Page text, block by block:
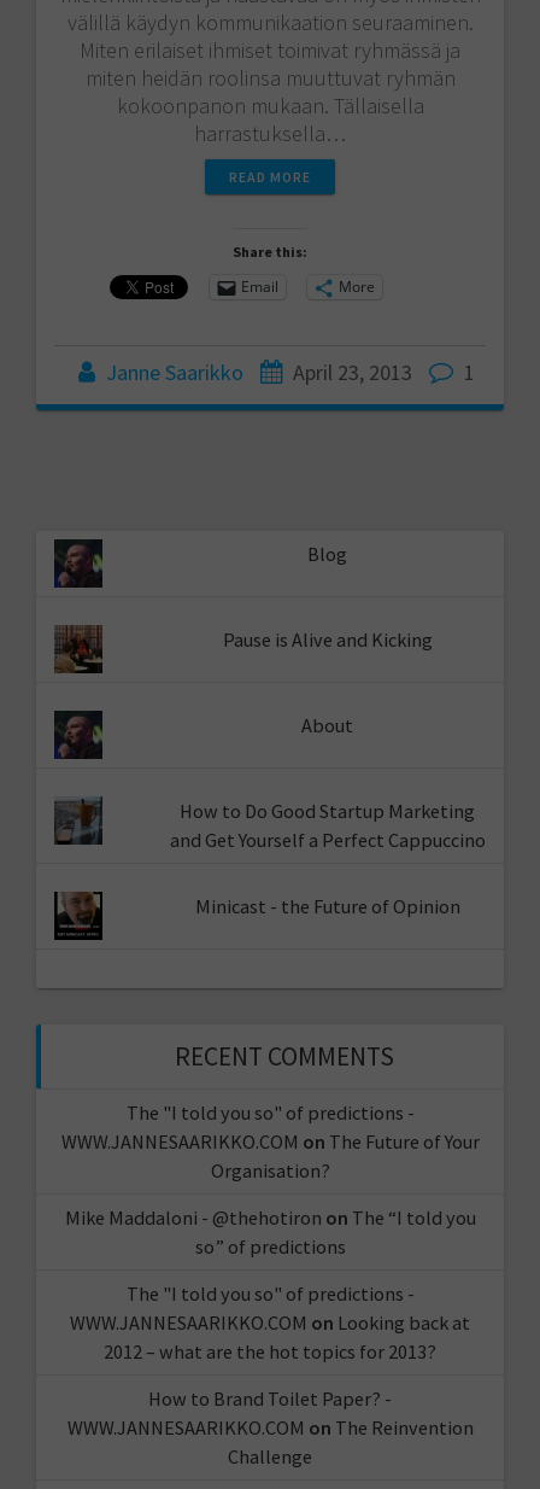
välillä käydyn kommunikaation seuraaminen.
Miten erilaiset ihmiset toimivat ryhmässä ja
miten heidän roolinsa muuttuvat ryhmän
kokoonpanon mukaan. Tällaisella
harrastuksella…
READ MORE
Share this:
Email More
Janne Saarikko April 23, 2013 1
Blog
Pause is Alive and Kicking
About
How to Do Good Startup Marketing
and Get Yourself a Perfect Cappuccino
Minicast - the Future of Opinion
RECENT COMMENTS
The "I told you so" of predictions -
WWW.JANNESAARIKKO.COM on The Future of Your
Organisation?
Mike Maddaloni - @thehotiron on The “I told you
so” of predictions
The "I told you so" of predictions -
WWW.JANNESAARIKKO.COM on Looking back at
2012 – what are the hot topics for 2013?
How to Brand Toilet Paper? -
WWW.JANNESAARIKKO.COM on The Reinvention
Challenge